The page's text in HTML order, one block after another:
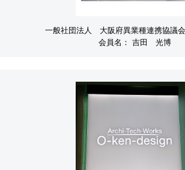
一般社団法人 大阪府異業種連携協議会
会員名： 吉田 光博